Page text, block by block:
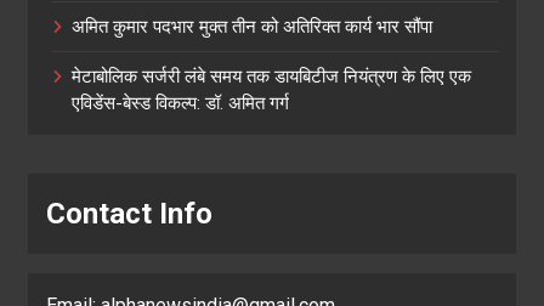
अमित कुमार पदभार मुक्त तीन को अतिरिक्त कार्य भार सौंपा
मेटाबोलिक सर्जरी लंबे समय तक डायबिटीज नियंत्रण के लिए एक
एविडेंस-बेस्ड विकल्प: डॉ. अमित गर्ग
Contact Info